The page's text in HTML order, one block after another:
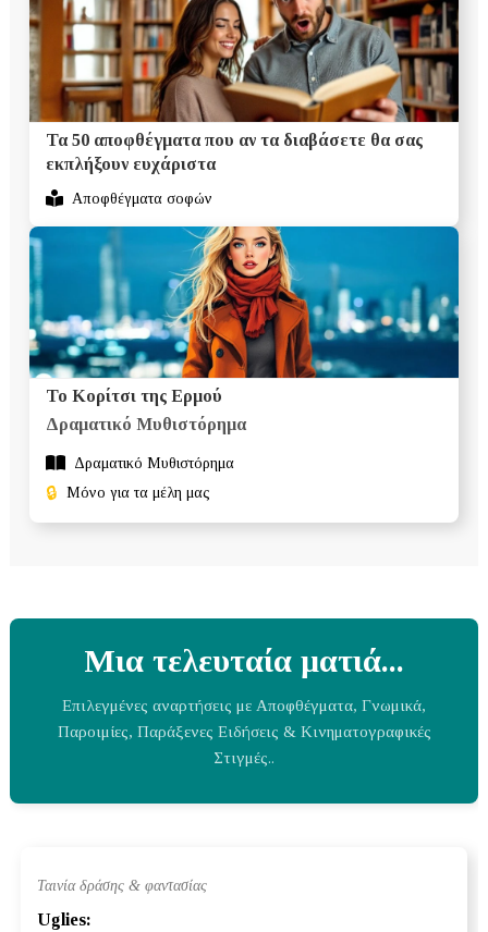
Τα 50 αποφθέγματα που αν τα διαβάσετε θα σας
εκπλήξουν ευχάριστα
Αποφθέγματα σοφών
Το Κορίτσι της Ερμού
Δραματικό Mυθιστόρημα
Δραματικό Mυθιστόρημα
🔒 Μόνο για τα μέλη μας
Μια τελευταία ματιά...
Επιλεγμένες αναρτήσεις με Αποφθέγματα, Γνωμικά,
Παροιμίες, Παράξενες Ειδήσεις & Κινηματογραφικές
Στιγμές..
Ταινία δράσης & φαντασίας
Uglies: